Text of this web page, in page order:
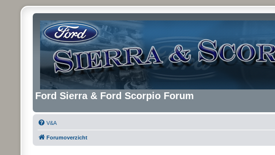
Ford Sierra & Ford Scorpio Forum
V&A
Forumoverzicht